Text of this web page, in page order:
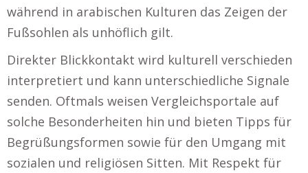
während in arabischen Kulturen das Zeigen der
Fußsohlen als unhöflich gilt.
Direkter Blickkontakt wird kulturell verschieden
interpretiert und kann unterschiedliche Signale
senden. Oftmals weisen Vergleichsportale auf
solche Besonderheiten hin und bieten Tipps für
Begrüßungsformen sowie für den Umgang mit
sozialen und religiösen Sitten. Mit Respekt für